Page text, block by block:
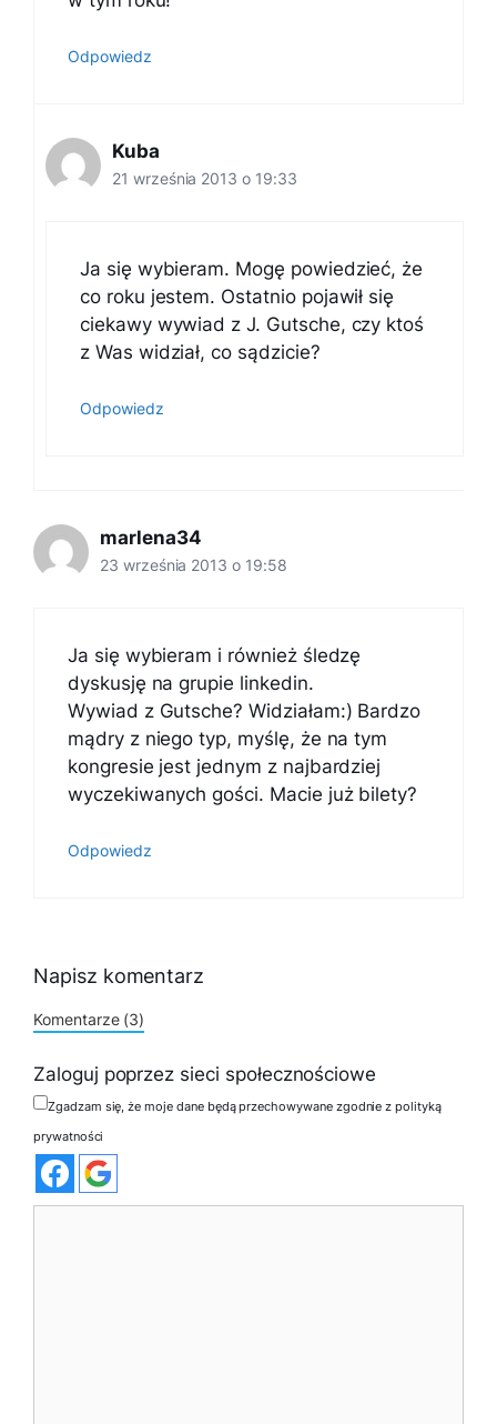
Odpowiedz
Kuba
21 września 2013 o 19:33
Ja się wybieram. Mogę powiedzieć, że
co roku jestem. Ostatnio pojawił się
ciekawy wywiad z J. Gutsche, czy ktoś
z Was widział, co sądzicie?
Odpowiedz
marlena34
23 września 2013 o 19:58
Ja się wybieram i również śledzę
dyskusję na grupie linkedin.
Wywiad z Gutsche? Widziałam:) Bardzo
mądry z niego typ, myślę, że na tym
kongresie jest jednym z najbardziej
wyczekiwanych gości. Macie już bilety?
Odpowiedz
Napisz komentarz
Komentarze (3)
Zaloguj poprzez sieci społecznościowe
Zgadzam się, że moje dane będą przechowywane zgodnie z polityką
prywatności